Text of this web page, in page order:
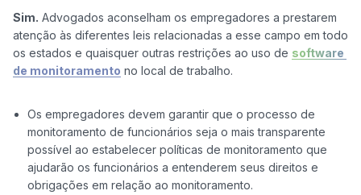
Sim. Advogados aconselham os empregadores a prestarem
atenção às diferentes leis relacionadas a esse campo em todo
os estados e quaisquer outras restrições ao uso de software
de monitoramento no local de trabalho.
Os empregadores devem garantir que o processo de
monitoramento de funcionários seja o mais transparente
possível ao estabelecer políticas de monitoramento que
ajudarão os funcionários a entenderem seus direitos e
obrigações em relação ao monitoramento.